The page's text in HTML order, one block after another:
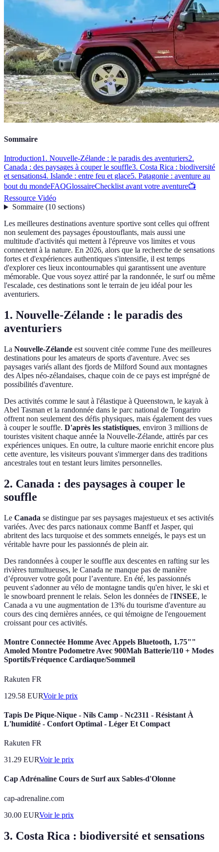
Sommaire
Introduction1. Nouvelle-Zélande : le paradis des aventuriers2.
Canada : des paysages à couper le souffle3. Costa Rica : biodiversité
et sensations4. Islande : entre feu et glace5. Patagonie : aventure au
bout du mondeFAQGlossaireChecklist avant votre aventure📺
Ressource Vidéo
Sommaire(10 sections)
Les meilleures destinations aventure sportive sont celles qui offrent
non seulement des paysages époustouflants, mais aussi une
multitude d'activités qui mettent à l'épreuve vos limites et vous
connectent à la nature. En 2026, alors que la recherche de sensations
fortes et d'expériences authentiques s'intensifie, il est temps
d'explorer ces lieux incontournables qui garantissent une aventure
mémorable. Que vous soyez attiré par la randonnée, le surf ou même
l'escalade, ces destinations sont le terrain de jeu idéal pour les
aventuriers.
1. Nouvelle-Zélande : le paradis des
aventuriers
La Nouvelle-Zélande est souvent citée comme l'une des meilleures
destinations pour les amateurs de sports d'aventure. Avec ses
paysages variés allant des fjords de Milford Sound aux montagnes
des Alpes néo-zélandaises, chaque coin de ce pays est imprégné de
possibilités d'aventure.
Des activités comme le saut à l'élastique à Queenstown, le kayak à
Abel Tasman et la randonnée dans le parc national de Tongariro
offrent non seulement des défis physiques, mais également des vues
à couper le souffle. D'après les statistiques, environ 3 millions de
touristes visitent chaque année la Nouvelle-Zélande, attirés par ces
expériences uniques. En outre, la culture maorie enrichit encore plus
cette aventure, les visiteurs pouvant s'immerger dans des traditions
ancestrales tout en testant leurs limites personnelles.
2. Canada : des paysages à couper le
souffle
Le Canada se distingue par ses paysages majestueux et ses activités
variées. Avec des parcs nationaux comme Banff et Jasper, qui
abritent des lacs turquoise et des sommets enneigés, le pays est un
véritable havre pour les passionnés de plein air.
Des randonnées à couper le souffle aux descentes en rafting sur les
rivières tumultueuses, le Canada ne manque pas de manière
d’éprouver votre goût pour l’aventure. En été, les passionnés
peuvent s'adonner au vélo de montagne tandis qu'en hiver, le ski et
le snowboard prennent le relais. Selon les données de l'INSEE, le
Canada a vu une augmentation de 13% du tourisme d'aventure au
cours des cinq dernières années, ce qui témoigne de l'engouement
croissant pour ces activités.
Montre Connectée Homme Avec Appels Bluetooth, 1.75""
Amoled Montre Podometre Avec 900Mah Batterie/110 + Modes
Sportifs/Fréquence Cardiaque/Sommeil
Rakuten FR
129.58 EURVoir le prix
Tapis De Pique-Nique - Nils Camp - Nc2311 - Résistant À
L'humidité - Confort Optimal - Léger Et Compact
Rakuten FR
31.29 EURVoir le prix
Cap Adrénaline Cours de Surf aux Sables-d'Olonne
cap-adrenaline.com
30.00 EURVoir le prix
3. Costa Rica : biodiversité et sensations